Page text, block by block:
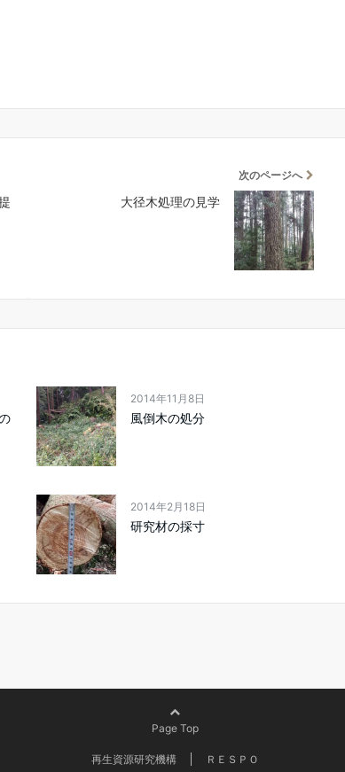
次のページへ
大径木処理の見学
2014年11月8日
風倒木の処分
2014年2月18日
研究材の採寸
Page Top
再生資源研究機構 ＲＥＳＰＯ